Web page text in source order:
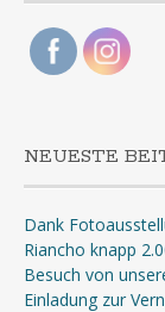
NEUESTE
Dank
Riancho knapp
Besuch von
Einladung zur